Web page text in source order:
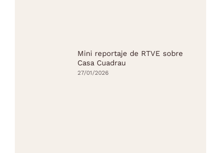
Mini reportaje de RTVE sobre
Casa Cuadrau
27/01/2026